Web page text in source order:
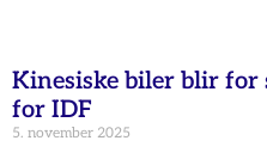
Kinesiske biler blir
for IDF
5. november 2025